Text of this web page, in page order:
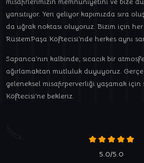
yansıtıyor. Yeri geliyor kapımızda sıra
da uğrak noktası oluyoruz. Bizim için
RüstemPaşa Köftecisi’nde herkes aynı
Sapanca’nın kalbinde, sıcacık bir
ağırlamaktan mutluluk duyuyoruz.
geleneksel misafirperverliği yaşamak için
Köftecisi’ne bekleriz.
5.0/5.0